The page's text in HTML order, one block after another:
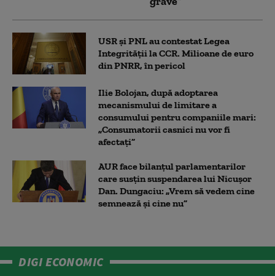
USR și PNL au contestat Legea
Integrității la CCR. Milioane de euro
din PNRR, în pericol
Ilie Bolojan, după adoptarea
mecanismului de limitare a
consumului pentru companiile mari:
„Consumatorii casnici nu vor fi
afectați”
AUR face bilanțul parlamentarilor
care susțin suspendarea lui Nicușor
Dan. Dungaciu: „Vrem să vedem cine
semnează și cine nu”
DIGI ECONOMIC